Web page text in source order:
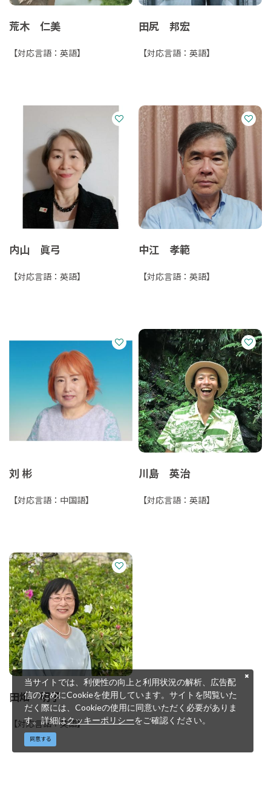
荒木 仁美
【対応言語：英語】
田尻 邦宏
【対応言語：英語】
内山 眞弓
【対応言語：英語】
中江 孝範
【対応言語：英語】
刘 彬
【対応言語：中国語】
川島 英治
【対応言語：英語】
田畑 明子
【対応言語：英語】
当サイトでは、利便性の向上と利用状況の解析、広告配
信のためにCookieを使用しています。サイトを閲覧いた
だく際には、Cookieの使用に同意いただく必要がありま
す。詳細はクッキーポリシーをご確認ください。
同意する